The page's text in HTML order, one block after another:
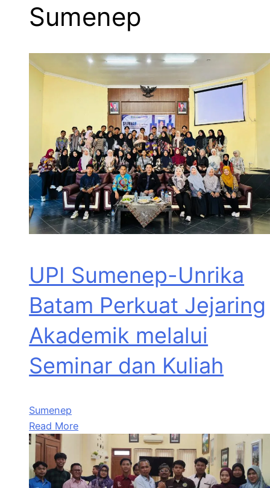
Sumenep
UPI Sumenep-Unrika
Batam Perkuat Jejaring
Akademik melalui
Seminar dan Kuliah
Sumenep
Read More